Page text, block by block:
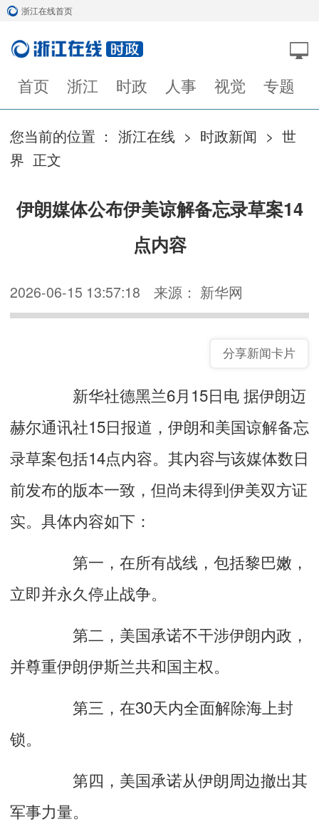
浙江在线首页
首页 浙江 时政 人事 视觉 专题
您当前的位置 ： 浙江在线 > 时政新闻 > 世
界 正文
伊朗媒体公布伊美谅解备忘录草案14
点内容
2026-06-15 13:57:18 来源： 新华网
分享新闻卡片
新华社德黑兰6月15日电 据伊朗迈
赫尔通讯社15日报道，伊朗和美国谅解备忘
录草案包括14点内容。其内容与该媒体数日
前发布的版本一致，但尚未得到伊美双方证
实。具体内容如下：
第一，在所有战线，包括黎巴嫩，
立即并永久停止战争。
第二，美国承诺不干涉伊朗内政，
并尊重伊朗伊斯兰共和国主权。
第三，在30天内全面解除海上封
锁。
第四，美国承诺从伊朗周边撤出其
军事力量。